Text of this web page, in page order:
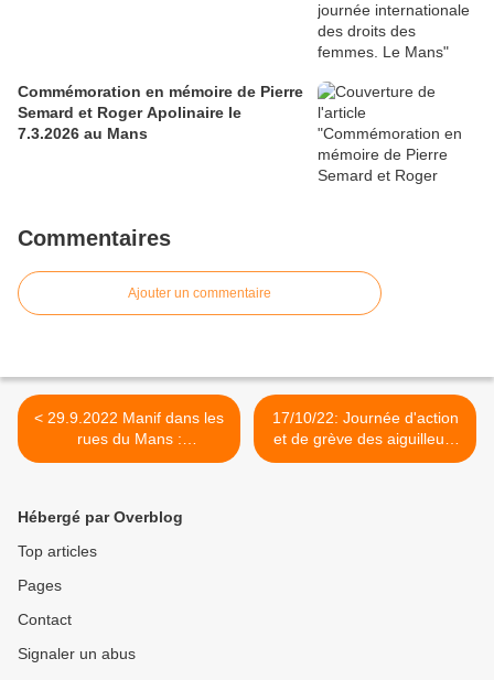
Commémoration en mémoire de Pierre
Semard et Roger Apolinaire le
7.3.2026 au Mans
Commentaires
Ajouter un commentaire
< 29.9.2022 Manif dans les
rues du Mans :
Salaires/Retraites pouvoir
17/10/22: Journée d'action
et de grève des aiguilleurs
et agents circulations du
Hébergé par Overblog
Top articles
Pages
Contact
Signaler un abus